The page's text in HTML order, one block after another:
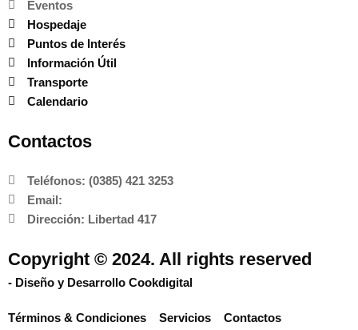
Eventos
Hospedaje
Puntos de Interés
Información Útil
Transporte
Calendario
Contactos
Teléfonos: (0385) 421 3253
Email:
Dirección: Libertad 417
Copyright © 2024. All rights reserved
- Diseño y Desarrollo Cookdigital
Términos & Condiciones Servicios Contactos